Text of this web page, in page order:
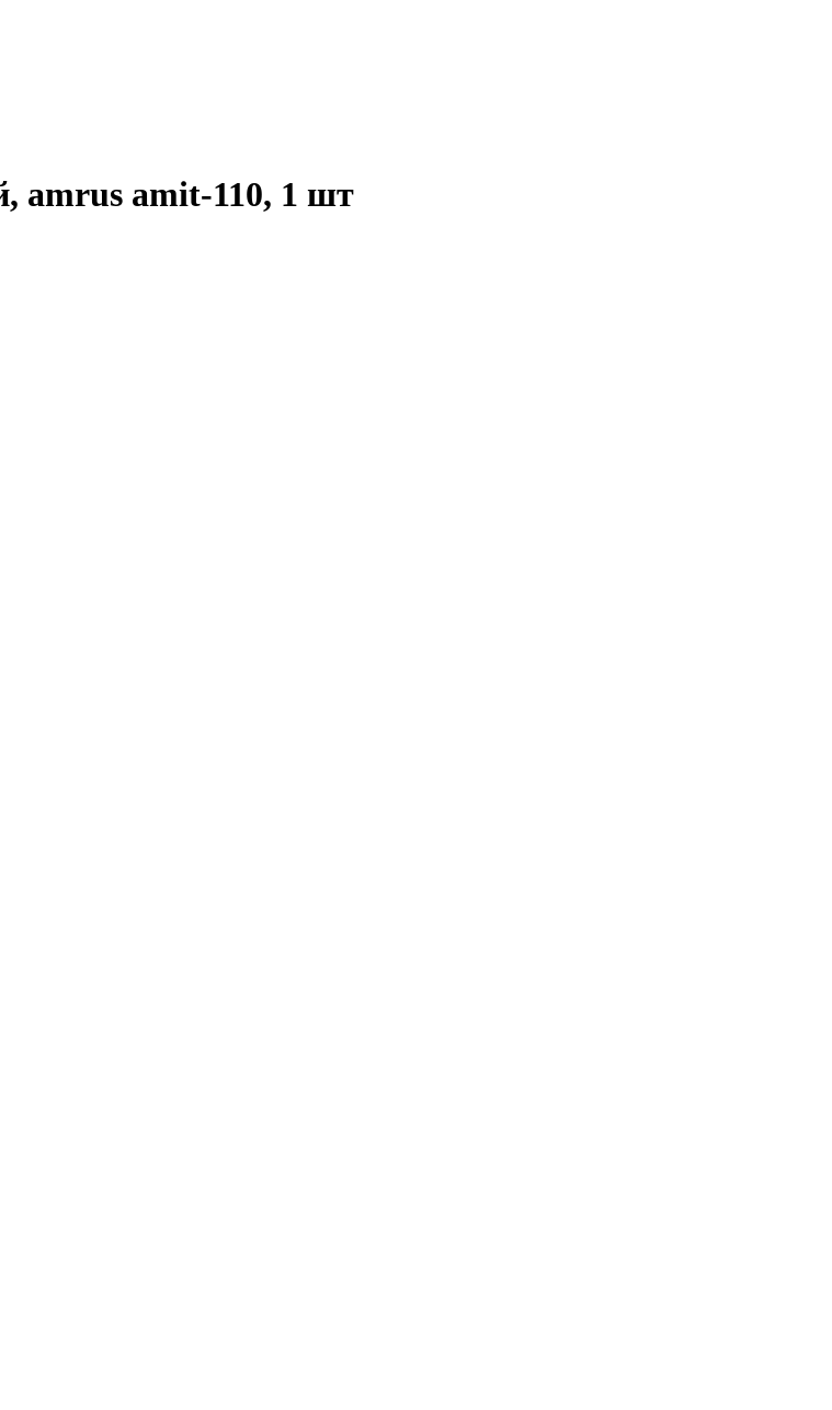
amrus amit-110, 1 шт